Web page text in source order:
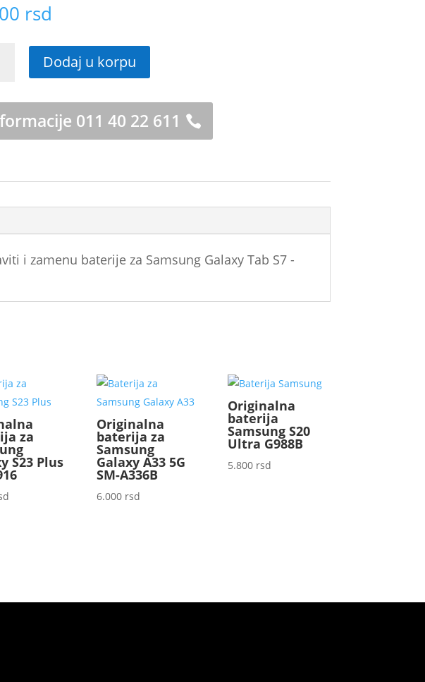
rsd
Dodaj u korpu
011 40 22 611
i zamenu baterije za Samsung Galaxy Tab S7 -
za
S23 Plus
Originalna
baterija za
Samsung
Galaxy A33 5G
SM-A336B
6.000 rsd
Originalna
baterija
Samsung S20
Ultra G988B
5.800 rsd